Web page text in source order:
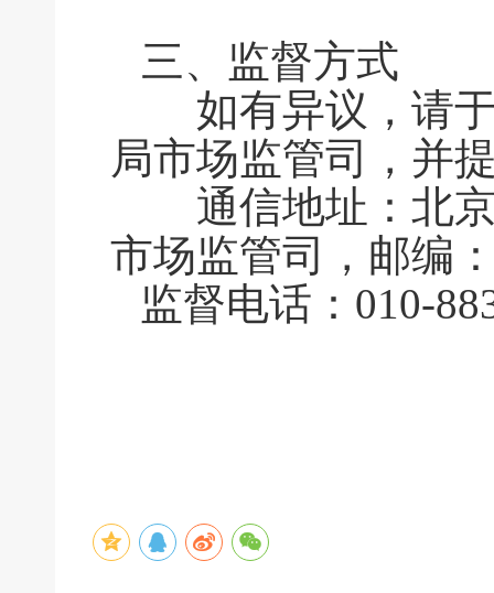
三、监督方式
如有异议，请于
局市场监管司，并
通信地址：北京
市场监管司，邮编
监督电话：010-